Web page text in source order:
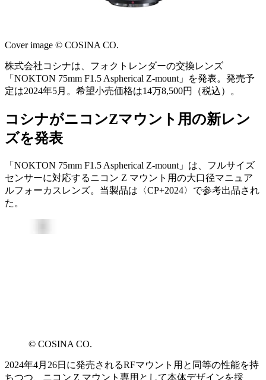
Cover image © COSINA CO.
株式会社コシナは、フォクトレンダーの交換レンズ
「NOKTON 75mm F1.5 Aspherical Z-mount」を発表。発売予
定は2024年5月。希望小売価格は14万8,500円（税込）。
コシナがニコンZマウント用の新レン
ズを発表
「NOKTON 75mm F1.5 Aspherical Z-mount」は、フルサイズ
センサーに対応するニコン Z マウント用の大口径マニュア
ルフォーカスレンズ。当製品は〈CP+2024〉で参考出品され
た。
© COSINA CO.
2024年4月26日に発売されるRFマウント用と同等の性能を持
ちつつ、ニコン Z マウント専用として本体デザインを採